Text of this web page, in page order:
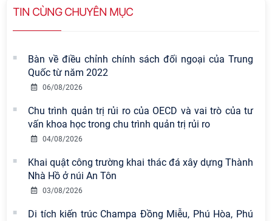
TIN CÙNG CHUYÊN MỤC
Bàn về điều chỉnh chính sách đối ngoại của Trung
Quốc từ năm 2022
06/08/2026
Chu trình quản trị rủi ro của OECD và vai trò của tư
vấn khoa học trong chu trình quản trị rủi ro
04/08/2026
Khai quật công trường khai thác đá xây dựng Thành
Nhà Hồ ở núi An Tôn
03/08/2026
Di tích kiến trúc Champa Đồng Miễu, Phú Hòa, Phú